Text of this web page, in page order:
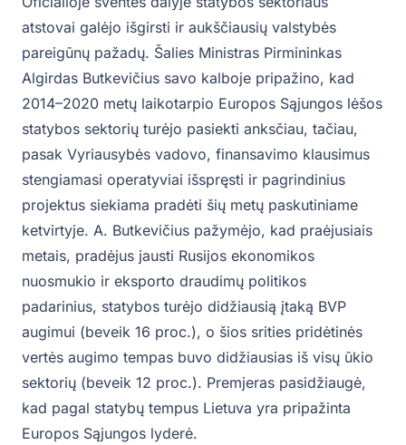
atstovai galėjo išgirsti ir aukščiausių valstybės
pareigūnų pažadų. Šalies Ministras Pirmininkas
Algirdas Butkevičius savo kalboje pripažino, kad
2014–2020 metų laikotarpio Europos Sąjungos lėšos
statybos sektorių turėjo pasiekti anksčiau, tačiau,
pasak Vyriausybės vadovo, finansavimo klausimus
stengiamasi operatyviai išspręsti ir pagrindinius
projektus siekiama pradėti šių metų paskutiniame
ketvirtyje. A. Butkevičius pažymėjo, kad praėjusiais
metais, pradėjus jausti Rusijos ekonomikos
nuosmukio ir eksporto draudimų politikos
padarinius, statybos turėjo didžiausią įtaką BVP
augimui (beveik 16 proc.), o šios srities pridėtinės
vertės augimo tempas buvo didžiausias iš visų ūkio
sektorių (beveik 12 proc.). Premjeras pasidžiaugė,
kad pagal statybų tempus Lietuva yra pripažinta
Europos Sąjungos lyderė.